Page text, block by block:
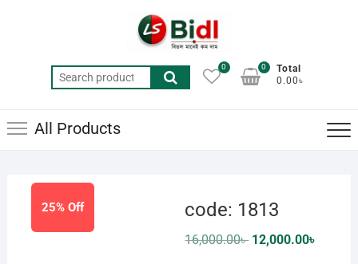
Search
for:
0
Total
0.00৳
0
All Products
25% Off code: 1813
16,000.00৳ Original
price
12,000.00৳